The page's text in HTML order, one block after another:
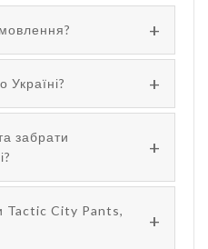
Україні?
забрати
Tactic City Pants,